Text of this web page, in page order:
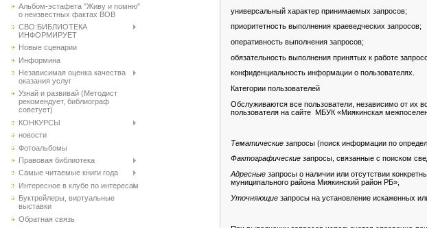
Альбом-эстафета "Живу и помню"
о неизвестных фактах ВОВ
СВО:БИБЛИОТЕКА
ИНФОРМИРУЕТ
Новые сценарии
Информина
Независимая оценка качества
оказания услуг
Узнай и развивай (Методист
рекомендует, библиограф
советует)
КОНКУРСЫ
новости
Фотоальбомы
Правовая библиотека
Самые читаемые книги года
Интересное в клубе по интересам
Буктрейлеры, виртуальные
выставки
Обратная связь
универсальный характер принимаемых запросов;
приоритетность выполнения краеведческих запросов;
оперативность выполнения запросов;
обязательность выполнения принятых к работе
конфиденциальность информации о пользователях.
Категории пользователей
Обслуживаются все пользователи, независимо от их
пользователя на сайте МБУК «Миякинская
Тематические запросы (поиск информации по
Фактографические запросы, связанные с поиском
Адресные запросы о наличии или отсутствии
муниципального района Миякинский район РБ»,
Уточняющие запросы на установление искаженных